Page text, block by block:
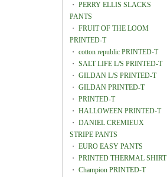
・ PERRY ELLIS SLACKS
PANTS
・ FRUIT OF THE LOOM
PRINTED-T
・ cotton republic PRINTED-T
・ SALT LIFE L/S PRINTED-T
・ GILDAN L/S PRINTED-T
・ GILDAN PRINTED-T
・ PRINTED-T
・ HALLOWEEN PRINTED-T
・ DANIEL CREMIEUX
STRIPE PANTS
・ EURO EASY PANTS
・ PRINTED THERMAL SHIRT
・ Champion PRINTED-T